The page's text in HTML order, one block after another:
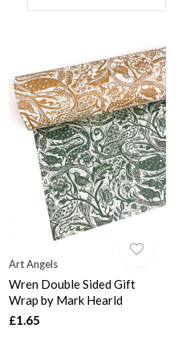
Art Angels
Wren Double Sided Gift
Wrap by Mark Hearld
£1.65